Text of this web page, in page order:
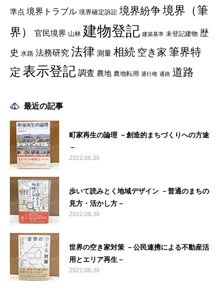
準点 境界トラブル 境界確定訴訟 境界紛争境界（筆
界）
官民境界 山林 建物登記 建築基準 未登記建物 歴
史 水路 法務研究法律 測量 相続空き家筆界特
定 表示登記調査 農地 農地転用 通行権 通路 道路
最近の記事
町家再生の論理 －創造的まちづくりへの方途
－
2022.06.30
歩いて読みとく地域デザイン －普通のまちの
見方・活かし方－
2022.06.30
世界の空き家対策 －公民連携による不動産活
用とエリア再生－
2022.06.30